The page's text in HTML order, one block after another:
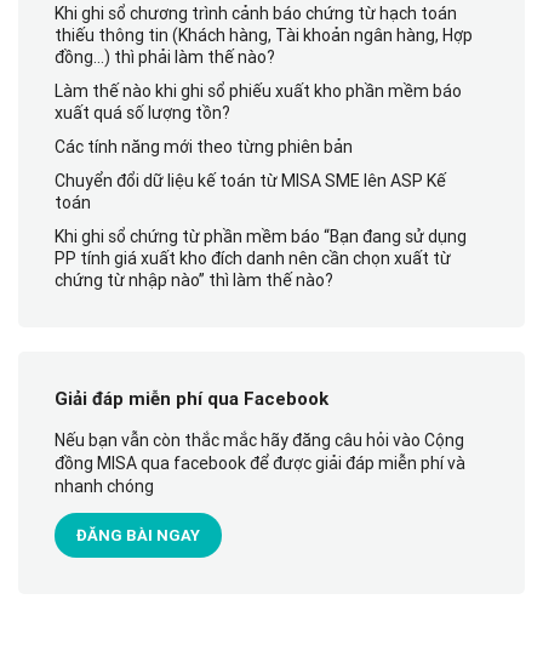
Khi ghi sổ chương trình cảnh báo chứng từ hạch toán
thiếu thông tin (Khách hàng, Tài khoản ngân hàng, Hợp
đồng…) thì phải làm thế nào?
Làm thế nào khi ghi sổ phiếu xuất kho phần mềm báo
xuất quá số lượng tồn?
Các tính năng mới theo từng phiên bản
Chuyển đổi dữ liệu kế toán từ MISA SME lên ASP Kế
toán
Khi ghi sổ chứng từ phần mềm báo “Bạn đang sử dụng
PP tính giá xuất kho đích danh nên cần chọn xuất từ
chứng từ nhập nào” thì làm thế nào?
Giải đáp miễn phí qua Facebook
Nếu bạn vẫn còn thắc mắc hãy đăng câu hỏi vào Cộng
đồng MISA qua facebook để được giải đáp miễn phí và
nhanh chóng
ĐĂNG BÀI NGAY